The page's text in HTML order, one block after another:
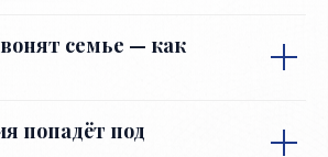
семье — как
попадёт под